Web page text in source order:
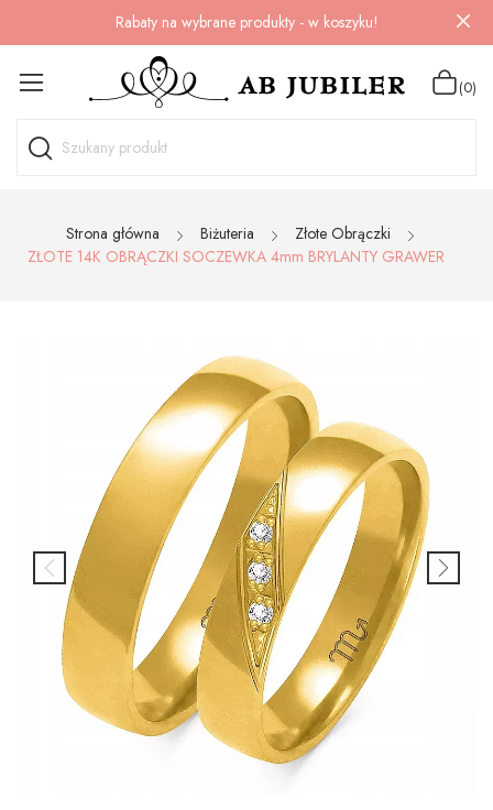
Rabaty na wybrane produkty - w koszyku!
(0)
Strona główna Biżuteria
Złote Obrączki
ZŁOTE 14K OBRĄCZKI SOCZEWKA 4mm BRYLANTY GRAWER